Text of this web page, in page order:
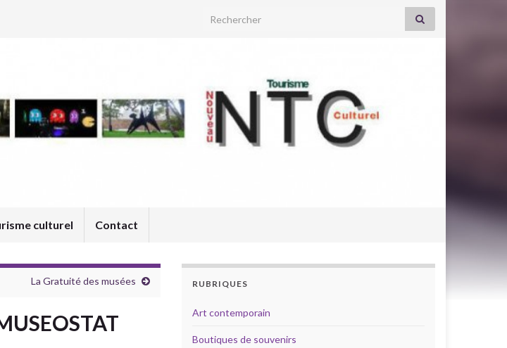
Search for:
culturel Contact
La Gratuité des musées RUBRIQUES
Art contemporain
Boutiques de souvenirs